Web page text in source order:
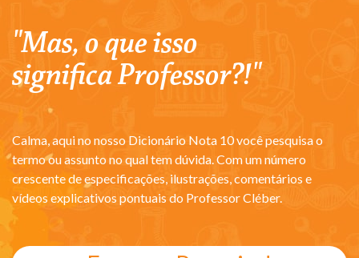
"Mas, o que isso
significa Professor?!"
Calma, aqui no nosso Dicionário Nota 10 você pesquisa o
termo ou assunto no qual tem dúvida. Com um número
crescente de especificações, ilustrações, comentários e
vídeos explicativos pontuais do Professor Cléber.